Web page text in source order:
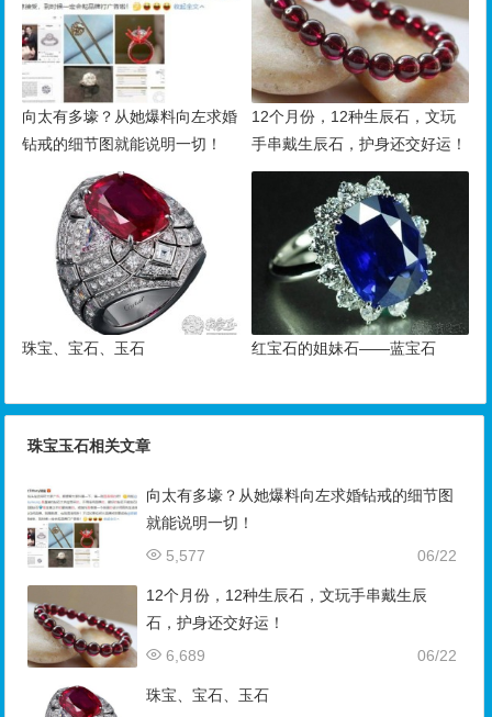
向太有多壕？从她爆料向左求婚
钻戒的细节图就能说明一切！
12个月份，12种生辰石，文玩
手串戴生辰石，护身还交好运！
珠宝、宝石、玉石 红宝石的姐妹石——蓝宝石
珠宝玉石相关文章
向太有多壕？从她爆料向左求婚钻戒的细节图
就能说明一切！
06/22
5,577
12个月份，12种生辰石，文玩手串戴生辰
石，护身还交好运！
06/22
6,689
珠宝、宝石、玉石